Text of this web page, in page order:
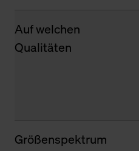
Auf welchen
Qualitäten
Größenspektrum